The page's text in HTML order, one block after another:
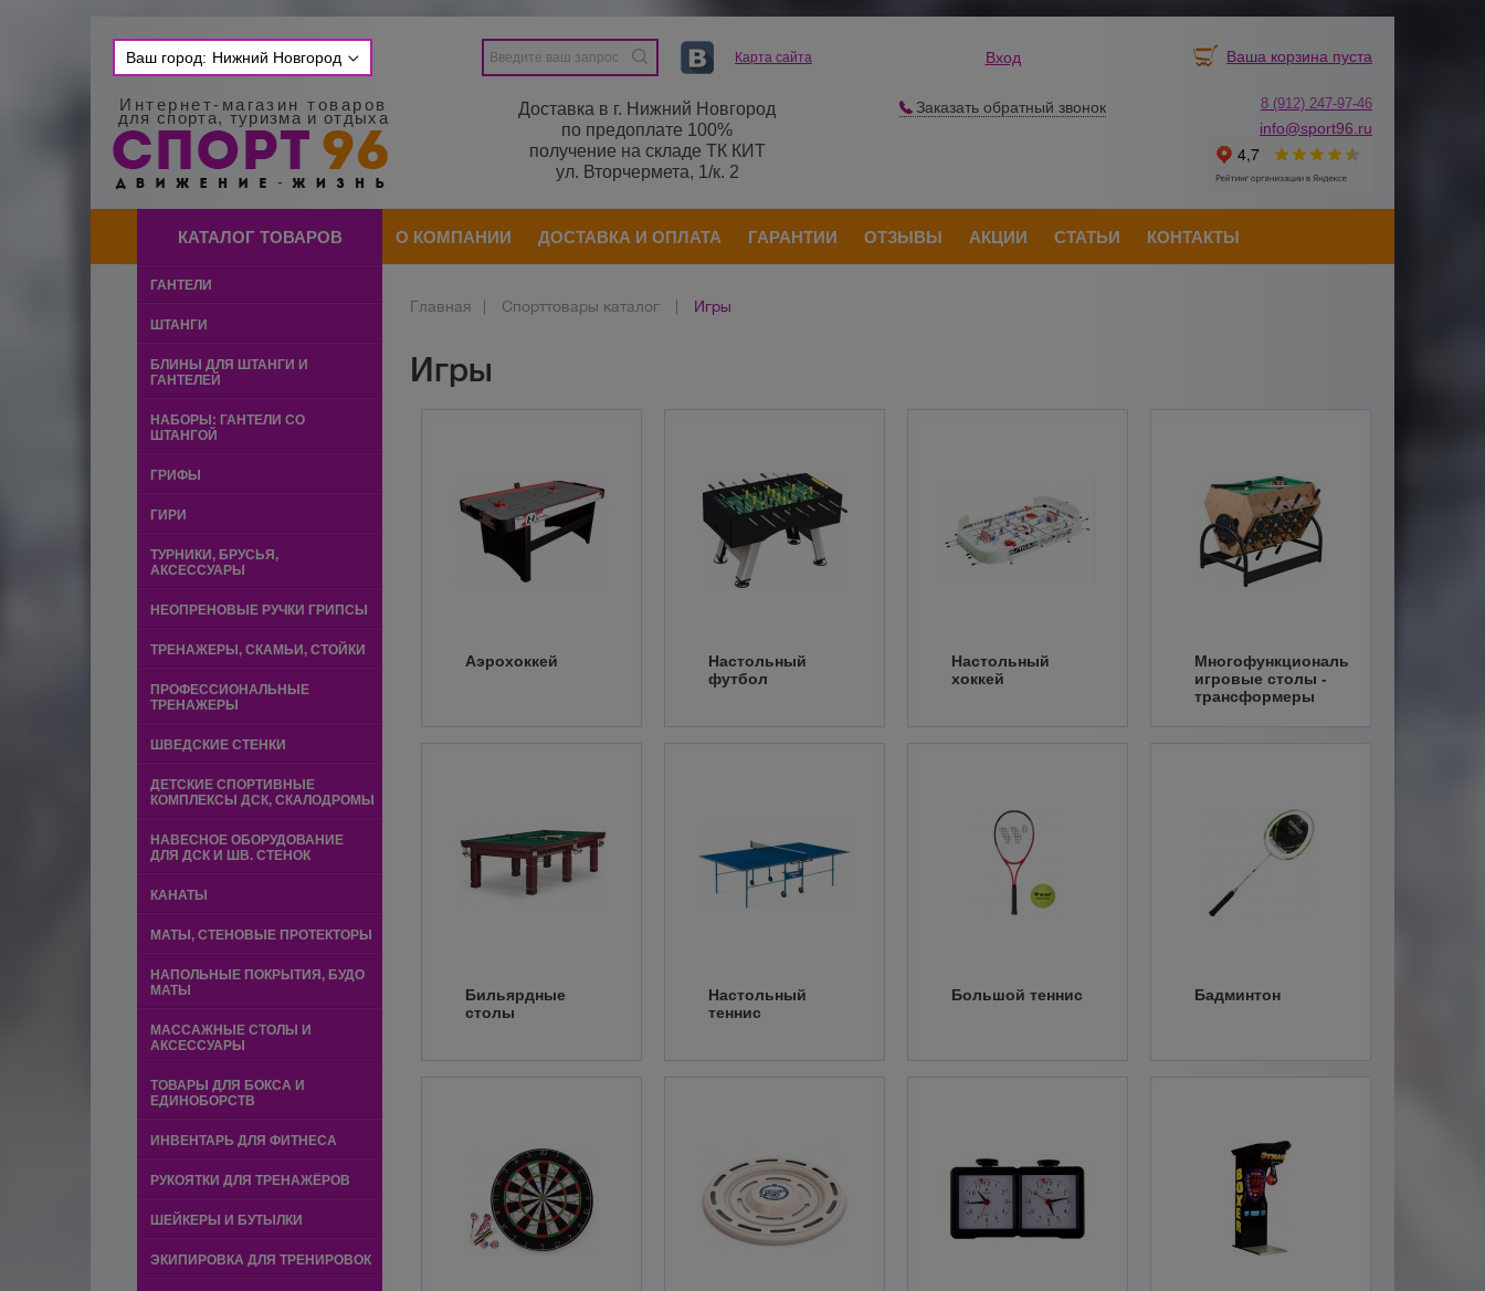
Ваш город: Нижний Новгород
Интернет-магазин товаров
для спорта, туризма и отдыха
Карта сайта
Доставка в г. Нижний Новгород
по предоплате 100%
получение на складе ТК КИТ
ул. Вторчермета, 1/к. 2
Вход
Заказать обратный звонок
Ваша корзина пуста
8 (912) 247-97-46
info@sport96.ru
КАТАЛОГ ТОВАРОВ О КОМПАНИИ ДОСТАВКА И ОПЛАТА ГАРАНТИИ ОТЗЫВЫ АКЦИИ СТАТЬИ КОНТАКТЫ
ГАНТЕЛИ
ШТАНГИ
БЛИНЫ ДЛЯ ШТАНГИ И
ГАНТЕЛЕЙ
НАБОРЫ: ГАНТЕЛИ СО
ШТАНГОЙ
ГРИФЫ
ГИРИ
ТУРНИКИ, БРУСЬЯ,
АКСЕССУАРЫ
НЕОПРЕНОВЫЕ РУЧКИ ГРИПСЫ
ТРЕНАЖЕРЫ, СКАМЬИ, СТОЙКИ
ПРОФЕССИОНАЛЬНЫЕ
ТРЕНАЖЕРЫ
ШВЕДСКИЕ СТЕНКИ
ДЕТСКИЕ СПОРТИВНЫЕ
КОМПЛЕКСЫ ДСК, СКАЛОДРОМЫ
НАВЕСНОЕ ОБОРУДОВАНИЕ
ДЛЯ ДСК И ШВ. СТЕНОК
КАНАТЫ
МАТЫ, СТЕНОВЫЕ ПРОТЕКТОРЫ
НАПОЛЬНЫЕ ПОКРЫТИЯ, БУДО
МАТЫ
МАССАЖНЫЕ СТОЛЫ И
АКСЕССУАРЫ
ТОВАРЫ ДЛЯ БОКСА И
ЕДИНОБОРСТВ
ИНВЕНТАРЬ ДЛЯ ФИТНЕСА
РУКОЯТКИ ДЛЯ ТРЕНАЖЁРОВ
ШЕЙКЕРЫ И БУТЫЛКИ
ЭКИПИРОВКА ДЛЯ ТРЕНИРОВОК
Главная Спорттовары каталог Игры
Игры
Аэрохоккей
Настольный
футбол
Настольный
хоккей
Многофункциональные
игровые столы -
трансформеры
Бильярдные
столы
Настольный
теннис
Большой теннис Бадминтон